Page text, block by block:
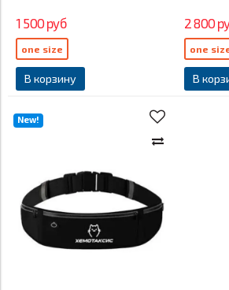
1 500 руб
В корзину
one size
2 800
В
one
New!